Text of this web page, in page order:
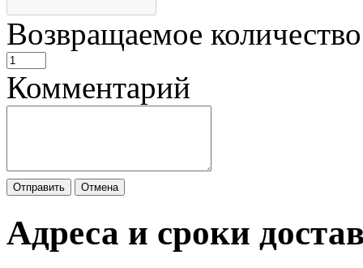
Возвращаемое количество
Комментарий
Отправить Отмена
Адреса и сроки